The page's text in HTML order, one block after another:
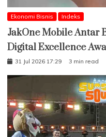
Ekonomi Bisnis Indeks
JakOne Mobile Antar
Digital Excellence
31 Jul 2026 17:29 3 min read